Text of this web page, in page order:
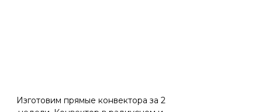
Изготовим прямые конвектора за 2